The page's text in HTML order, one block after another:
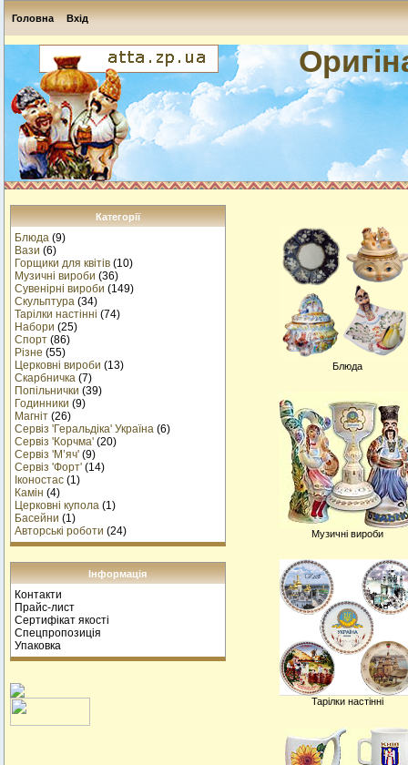
Головна Вхід
Категорії
Блюда (9)
Вази (6)
Горщики для квітів (10)
Музичнi вироби (36)
Сувенірні вироби (149)
Скульптура (34)
Тарілки настінні (74)
Набори (25)
Спорт (86)
Різне (55)
Церковні вироби (13)
Cкарбничка (7)
Попільнички (39)
Годинники (9)
Магніт (26)
Сервіз 'Геральдіка' Україна (6)
Сервіз 'Корчма' (20)
Сервіз 'М’яч' (9)
Сервіз 'Форт' (14)
Іконостас (1)
Камін (4)
Церковні купола (1)
Басейни (1)
Авторські роботи (24)
Інформація
Контакти
Прайс-лист
Сертифікат якості
Спецпропозиція
Упаковка
Блюда
Музичнi вироби
Тарілки настінні